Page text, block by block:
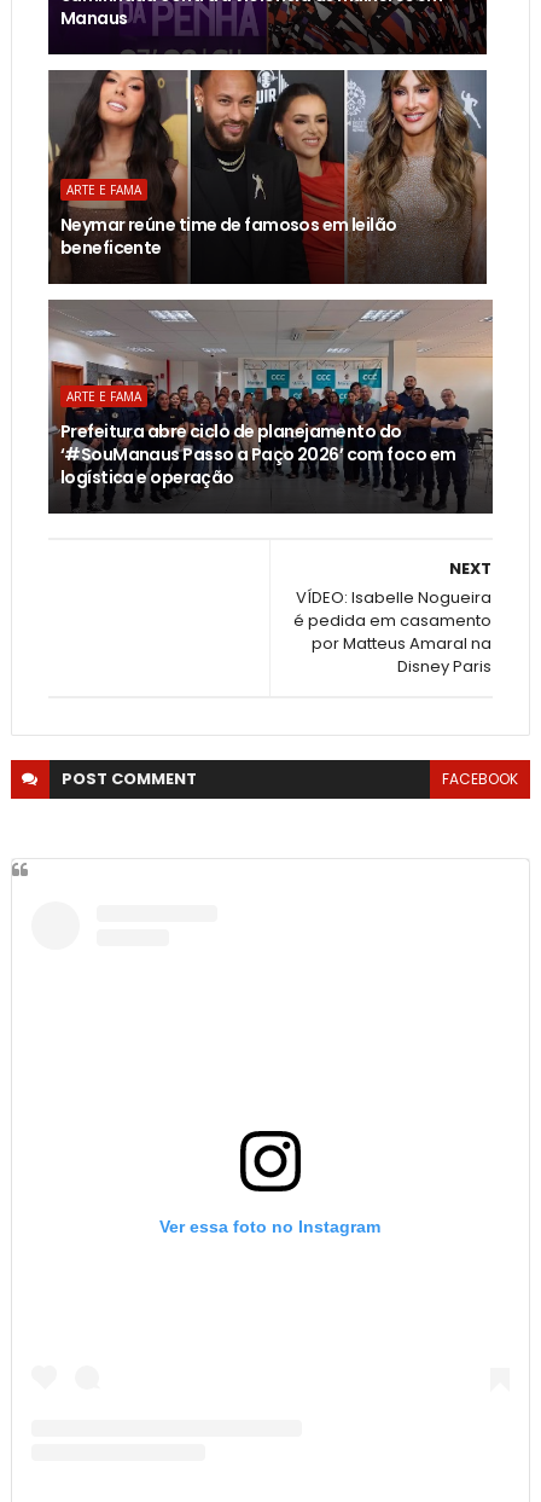
Manaus
ARTE E FAMA
Neymar reúne time de famosos em leilão
beneficente
ARTE E FAMA
Prefeitura abre ciclo de planejamento do
‘#SouManaus Passo a Paço 2026’ com foco em
logística e operação
NEXT
VÍDEO: Isabelle Nogueira
é pedida em casamento
por Matteus Amaral na
Disney Paris
POST COMMENT FACEBOOK
Ver essa foto no Instagram